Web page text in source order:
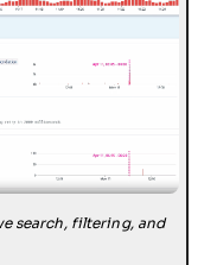
search, filtering, and